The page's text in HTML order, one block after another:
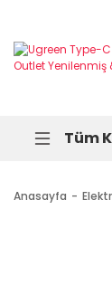
Tüm
Anasayfa